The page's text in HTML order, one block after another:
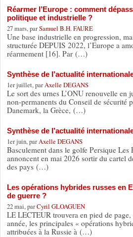
Réarmer l’Europe : comment
politique et industrielle ?
27 mars, parSamuel B.H. FAURE
Une base industrielle en progression,
structurée DEPUIS 2022, l’Europe a
réarmement [16]. Par (…)
Synthèse de l’actualité
1er juillet, parAxelle DEGANS
Le sort des urnes L’ONU renouvelle en
non-permanents du Conseil de sécurité
Danemark, la Grèce, (…)
Synthèse de l’actualité
1er juin, parAxelle DEGANS
Basculement dans le golfe Persique Les
annoncent en mai 2026 sortir du cartel
des pays (…)
Les opérations hybrides russes en
de guerre ?
22 mai, parCyril GLOAGUEN
LE LECTEUR trouvera en pied de page,
année, les principales « opérations
attribuées à la Russie à (…)